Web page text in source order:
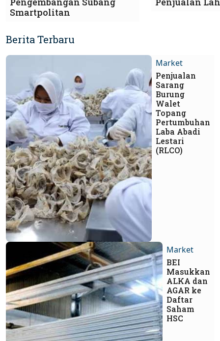
Smartpolitan
Berita Terbaru
Market
Penjualan
Sarang
Burung
Walet
Topang
Pertumbuhan
Laba Abadi
Lestari
(RLCO)
Market
BEI
Masukkan
ALKA dan
AGAR ke
Daftar
Saham
HSC